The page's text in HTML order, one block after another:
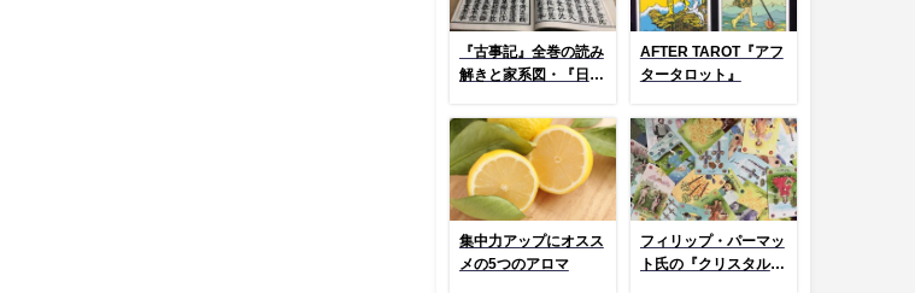
『古事記』全巻の読み
解きと家系図・『日本
ム
AFTER TAROT『アフ
タータロット』
集中力アップにオスス
メの5つのアロマ
フィリップ・パーマッ
ト氏の『クリスタルタ